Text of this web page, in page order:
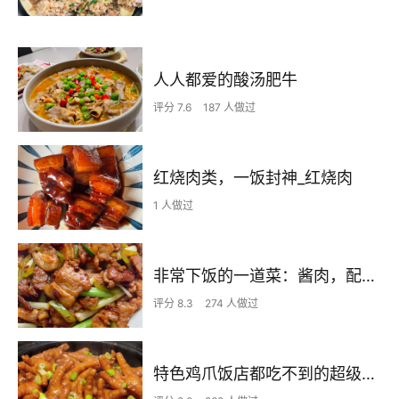
人人都爱的酸汤肥牛
评分 7.6 187 人做过
红烧肉类，一饭封神_红烧肉
1 人做过
非常下饭的一道菜：酱肉，配它吃我可以吃两碗饭
评分 8.3 274 人做过
特色鸡爪饭店都吃不到的超级美味😆😆